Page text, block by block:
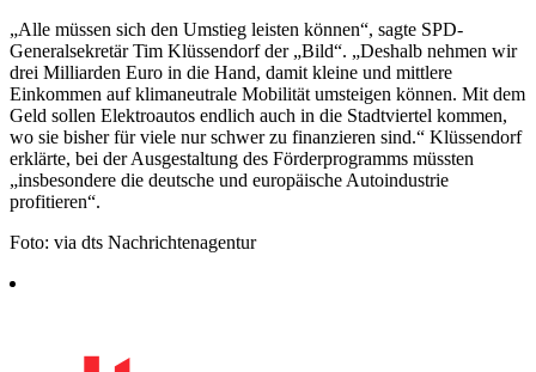
„Alle müssen sich den Umstieg leisten können“, sagte SPD-
Generalsekretär Tim Klüssendorf der „Bild“. „Deshalb nehmen wir
drei Milliarden Euro in die Hand, damit kleine und mittlere
Einkommen auf klimaneutrale Mobilität umsteigen können. Mit dem
Geld sollen Elektroautos endlich auch in die Stadtviertel kommen,
wo sie bisher für viele nur schwer zu finanzieren sind.“ Klüssendorf
erklärte, bei der Ausgestaltung des Förderprogramms müssten
„insbesondere die deutsche und europäische Autoindustrie
profitieren“.
Foto: via dts Nachrichtenagentur